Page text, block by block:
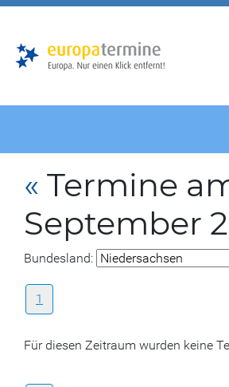
« Termine
September
Bundesland:
1
Für diesen Zeitraum wurden keine